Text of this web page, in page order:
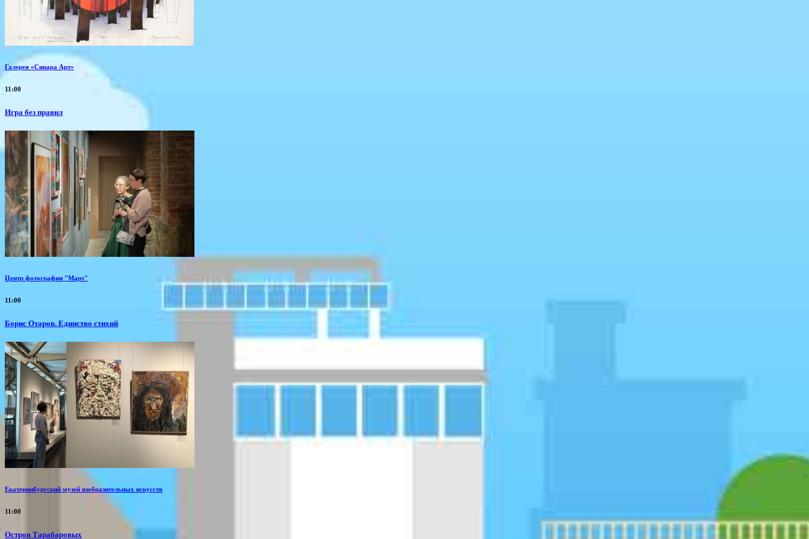
Галерея «Синара Арт»
11:00
​Игра без правил
Центр фотографии "Март"
11:00
Борис Отаров. Единство стихий
Екатеринбургский музей изобразительных искусств
11:00
Остров Тарабаровых